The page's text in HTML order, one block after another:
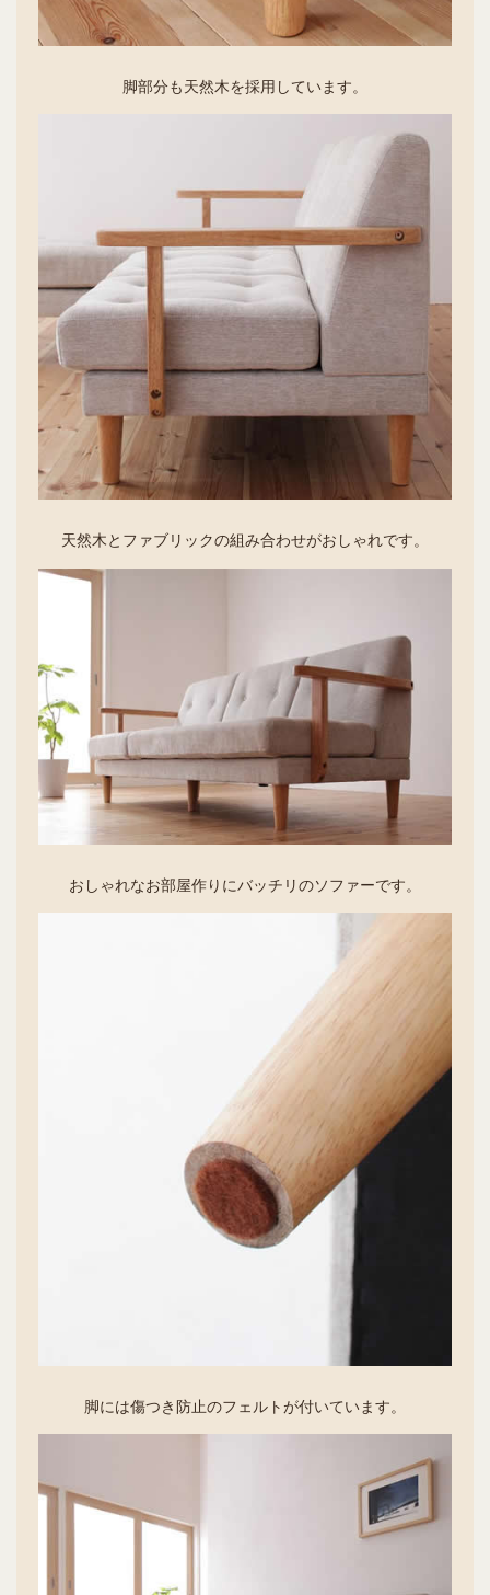
脚部分も天然木を採用しています。
天然木とファブリックの組み合わせがおしゃれです。
おしゃれなお部屋作りにバッチリのソファーです。
脚には傷つき防止のフェルトが付いています。